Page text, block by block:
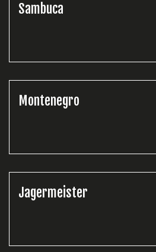
Sambuca
Montenegro
Jagermeister